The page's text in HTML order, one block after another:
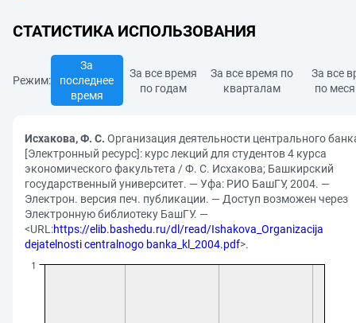
СТАТИСТИКА ИСПОЛЬЗОВАНИЯ
Режим:
За
последнее
время
За все время
по годам
За все время по
кварталам
За все
по
Исхакова, Ф. С. Организация деятельности центрального
[Электронный ресурс]: курс лекций для студентов 4 курса
экономического факультета / Ф. С. Исхакова; Башкирский
государственный университет. — Уфа: РИО БашГУ, 2004. —
Электрон. версия печ. публикации. — Доступ возможен через
Электронную библиотеку БашГУ. —
<URL:https://elib.bashedu.ru/dl/read/Ishakova_Organizacija
dejatelnosti centralnogo banka_kl_2004.pdf>.